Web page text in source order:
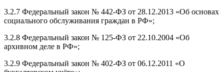
3.2.7 Федеральный закон № 442-ФЗ от 28.12.2013 «Об основах
социального обслуживания граждан в РФ»;
3.2.8 Федеральный закон № 125-ФЗ от 22.10.2004 «Об
архивном деле в РФ»;
3.2.9 Федеральный закон № 402-ФЗ от 06.12.2011 «О